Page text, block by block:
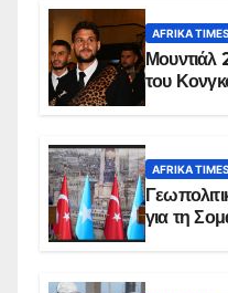
AFRIKA TIMES
Μουντιάλ
του
AFRIKA TIMES
για τη